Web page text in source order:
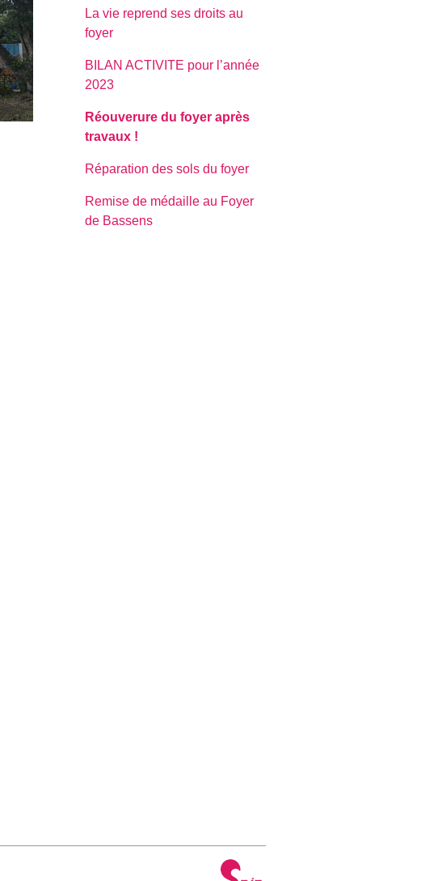
La vie reprend ses droits au
foyer
BILAN ACTIVITE pour l’année
2023
Réouverure du foyer après
travaux !
Réparation des sols du foyer
Remise de médaille au Foyer
de Bassens